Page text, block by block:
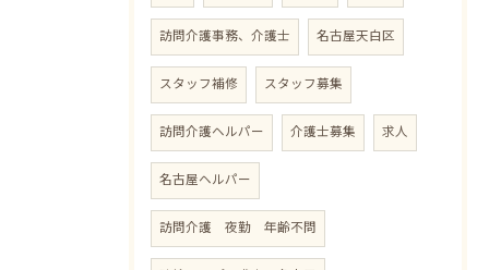
訪問介護事務、介護士 名古屋天白区
スタッフ補修 スタッフ募集
訪問介護ヘルパー 介護士募集 求人
名古屋ヘルパー
訪問介護 夜勤 年齢不問